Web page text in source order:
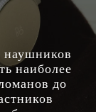
наушников
наиболее
до